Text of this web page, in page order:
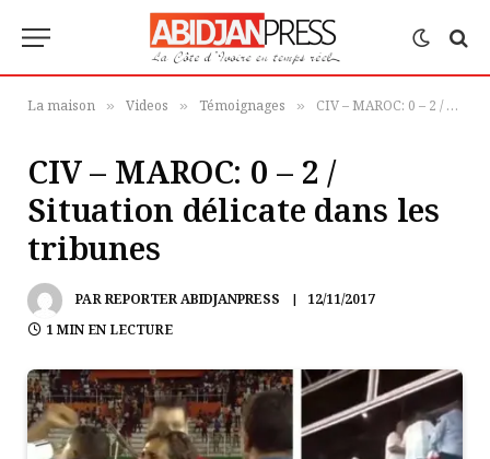
La maison » Videos » Témoignages » CIV – MAROC: 0 – 2 / Situation délicate dans les tribunes
CIV – MAROC: 0 – 2 /
Situation délicate dans les
tribunes
PARREPORTER ABIDJANPRESS
12/11/2017
1 MIN EN LECTURE